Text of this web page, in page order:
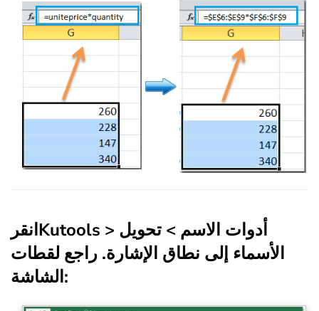
انقرKutools > أدوات الاسم > تحويل
الأسماء إلى نطاق الإشارة. راجع لقطات
الشاشة: